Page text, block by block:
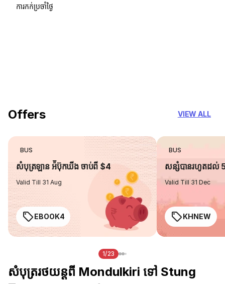
ការកក់ប្រចាំថ្ងៃ
Offers VIEW ALL
BUS
សំបុត្រឡាន អ៉ីប៊ុកឃីង ចាប់ពី $4
Valid Till 31 Aug
EBOOK4
BUS
សន្សំបានរហូតដល់
Valid Till 31 Dec
KHNEW
1/23
សំបុត្ររថយន្តពី Mondulkiri ទៅ Stung